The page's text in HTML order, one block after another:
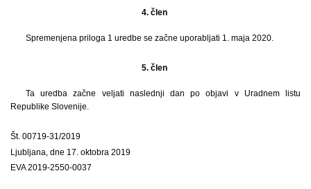
4. člen
Spremenjena priloga 1 uredbe se začne uporabljati 1. maja 2020.
5. člen
Ta uredba začne veljati naslednji dan po objavi v Uradnem listu
Republike Slovenije.
Št. 00719-31/2019
Ljubljana, dne 17. oktobra 2019
EVA 2019-2550-0037